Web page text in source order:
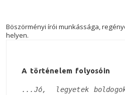
Böszörményi írói munkássága,
helyen.
A történelem folyosóin
...Jó,  legyetek boldogok